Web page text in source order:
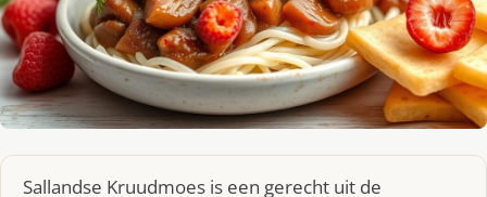
Sallandse Kruudmoes is een gerecht uit de